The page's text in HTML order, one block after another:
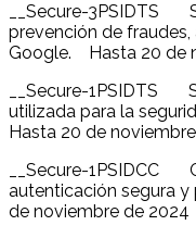
__Secure-3PSIDTS
prevención de
Google. Hasta 20 de
__Secure-1PSIDTS
utilizada para la
Hasta 20 de
__Secure-1PSIDCC
autenticación segura
de noviembre de 2024